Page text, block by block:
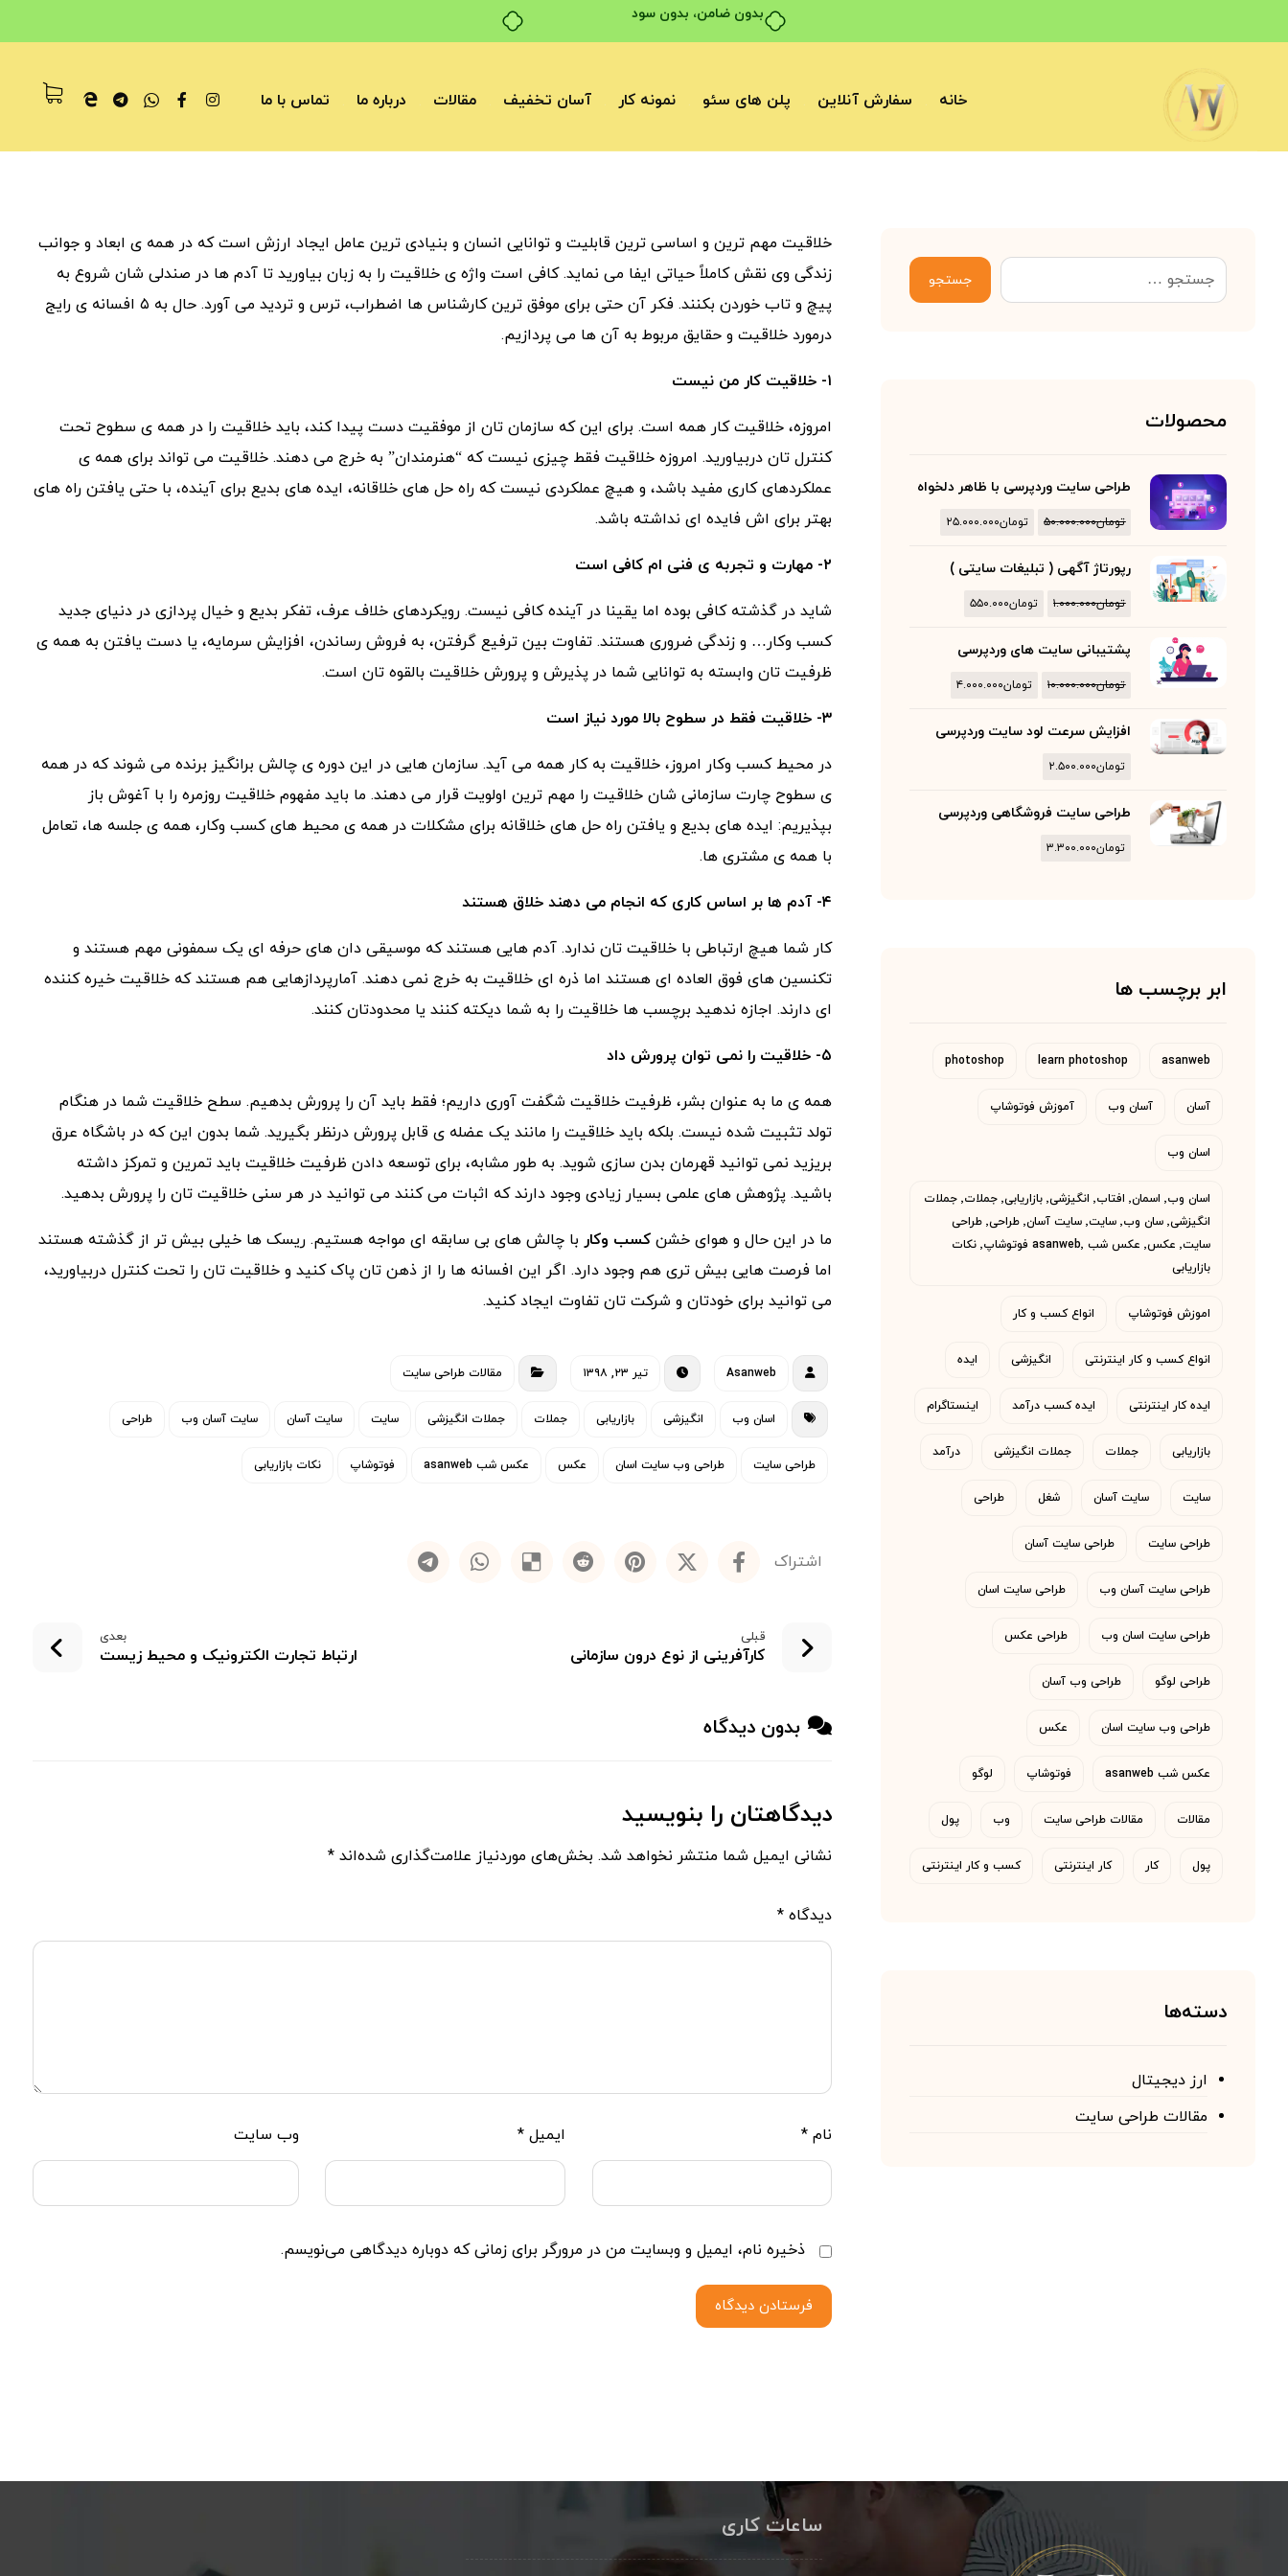
بدون ضامن، بدون سود
خانه سفارش آنلاین پلن های سئو نمونه کار آسان تخفیف مقالات درباره ما تماس با ما
خلاقیت مهم ترین و اساسی ترین قابلیت و توانایی انسان و بنیادی ترین عامل ایجاد ارزش است که در همه ی ابعاد و جوانب
زندگی وی نقش کاملاً حیاتی ایفا می نماید. کافی است واژه ی خلاقیت را به زبان بیاورید تا آدم ها در صندلی شان شروع به
پیچ و تاب خوردن بکنند. فکر آن حتی برای موفق ترین کارشناس ها اضطراب، ترس و تردید می آورد. حال به ۵ افسانه ی رایج
درمورد خلاقیت و حقایق مربوط به آن ها می پردازیم.
۱- خلاقیت کار من نیست
امروزه، خلاقیت کار همه است. برای این که سازمان تان از موفقیت دست پیدا کند، باید خلاقیت را در همه ی سطوح تحت
کنترل تان دربیاورید. امروزه خلاقیت فقط چیزی نیست که “هنرمندان” به خرج می دهند. خلاقیت می تواند برای همه ی
عملکردهای کاری مفید باشد، و هیچ عملکردی نیست که راه حل های خلاقانه، ایده های بدیع برای آینده، با حتی یافتن راه های
بهتر برای اش فایده ای نداشته باشد.
۲- مهارت و تجربه ی فنی ام کافی است
شاید در گذشته کافی بوده اما یقینا در آینده کافی نیست. رویکردهای خلاف عرف، تفکر بدیع و خیال پردازی در دنیای جدید
کسب وکار… و زندگی ضروری هستند. تفاوت بین ترفیع گرفتن، به فروش رساندن، افزایش سرمایه، یا دست یافتن به همه ی
ظرفیت تان وابسته به توانایی شما در پذیرش و پرورش خلاقیت بالقوه تان است.
۳- خلاقیت فقط در سطوح بالا مورد نیاز است
در محیط کسب وکار امروز، خلاقیت به کار همه می آید. سازمان هایی در این دوره ی چالش برانگیز برنده می شوند که در همه
ی سطوح چارت سازمانی شان خلاقیت را مهم ترین اولویت قرار می دهند. ما باید مفهوم خلاقیت روزمره را با آغوش باز
بپذیریم: ایده های بدیع و یافتن راه حل های خلاقانه برای مشکلات در همه ی محیط های کسب وکار، همه ی جلسه ها، تعامل
با همه ی مشتری ها.
۴- آدم ها بر اساس کاری که انجام می دهند خلاق هستند
کار شما هیچ ارتباطی با خلاقیت تان ندارد. آدم هایی هستند که موسیقی دان های حرفه ای یک سمفونی مهم هستند و
تکنسین های فوق العاده ای هستند اما ذره ای خلاقیت به خرج نمی دهند. آمارپردازهایی هم هستند که خلاقیت خیره کننده
ای دارند. اجازه ندهید برچسب ها خلاقیت را به شما دیکته کنند یا محدودتان کنند.
۵- خلاقیت را نمی توان پرورش داد
همه ی ما به عنوان بشر، ظرفیت خلاقیت شگفت آوری داریم؛ فقط باید آن را پرورش بدهیم. سطح خلاقیت شما در هنگام
تولد تثبیت شده نیست. بلکه باید خلاقیت را مانند یک عضله ی قابل پرورش درنظر بگیرید. شما بدون این که در باشگاه عرق
بریزید نمی توانید قهرمان بدن سازی شوید. به طور مشابه، برای توسعه دادن ظرفیت خلاقیت باید تمرین و تمرکز داشته
باشید. پژوهش های علمی بسیار زیادی وجود دارند که اثبات می کنند می توانید در هر سنی خلاقیت تان را پرورش بدهید.
ما در این حال و هوای خشنکسب وکار با چالش های بی سابقه ای مواجه هستیم. ریسک ها خیلی بیش تر از گذشته هستند
اما فرصت هایی بیش تری هم وجود دارد. اگر این افسانه ها را از ذهن تان پاک کنید و خلاقیت تان را تحت کنترل دربیاورید،
می توانید برای خودتان و شرکت تان تفاوت ایجاد کنید.
Asanweb تیر ۲۳, ۱۳۹۸ مقالات طراحی سایت
اسان وب انگیزشی بازاریابی جملات جملات انگیزشی سایت سایت آسان سایت آسان وب طراحی
طراحی سایت طراحی وب سایت اسان عکس عکس شب asanweb فوتوشاپ نکات بازاریابی
قبلی
کارآفرینی از نوع درون سازمانی
بعدی
ارتباط تجارت الکترونیک و محیط زیست
بدون دیدگاه
دیدگاهتان را بنویسید
نشانی ایمیل شما منتشر نخواهد شد. بخش‌های موردنیاز علامت‌گذاری شده‌اند*
دیدگاه*
نام* ایمیل* وب‌ سایت
ذخیره نام، ایمیل و وبسایت من در مرورگر برای زمانی که دوباره دیدگاهی می‌نویسم.
فرستادن دیدگاه
جستجو
محصولات
طراحی سایت وردپرسی با ظاهر دلخواه
تومان۵۰.۰۰۰.۰۰۰ تومان۲۵.۰۰۰.۰۰۰
رپورتاژ آگهی ( تبلیغات سایتی )
تومان۱.۰۰۰.۰۰۰ تومان۵۵۰.۰۰۰
پشتیبانی سایت های وردپرسی
تومان۱۰.۰۰۰.۰۰۰ تومان۴.۰۰۰.۰۰۰
افزایش سرعت لود سایت وردپرسی
تومان۲.۵۰۰.۰۰۰
طراحی سایت فروشگاهی وردپرسی
تومان۳.۳۰۰.۰۰۰
ابر برچسب ها
asanweb
learn photoshop
photoshop
آسان آسان وب آموزش فوتوشاپ
اسان وب
اسان وب٬ اسمان٬ افتاب٬ انگیزشی٬ بازاریابی٬ جملات٬ جملات
انگیزشی٬ سان وب٬ سایت٬ سایت آسان٬ طراحی٬ طراحی
سایت٬ عکس٬ عکس شب asanweb٬ فوتوشاپ٬ نکات
بازاریابی
اموزش فوتوشاپ انواع کسب و کار
انواع کسب و کار اینترنتی انگیزشی ایده
ایده کار اینترنتی ایده کسب درآمد اینستاگرام
بازاریابی جملات جملات انگیزشی درآمد
سایت سایت آسان شغل طراحی
طراحی سایت طراحی سایت آسان
طراحی سایت آسان وب طراحی سایت اسان
طراحی سایت اسان وب طراحی عکس
طراحی لوگو طراحی وب آسان
طراحی وب سایت اسان عکس
عکس شب asanweb فوتوشاپ لوگو
مقالات مقالات طراحی سایت وب پول
پول کار کار اینترنتی کسب و کار اینترنتی
دسته‌ها
ارز دیجیتال
مقالات طراحی سایت
ساعات کاری